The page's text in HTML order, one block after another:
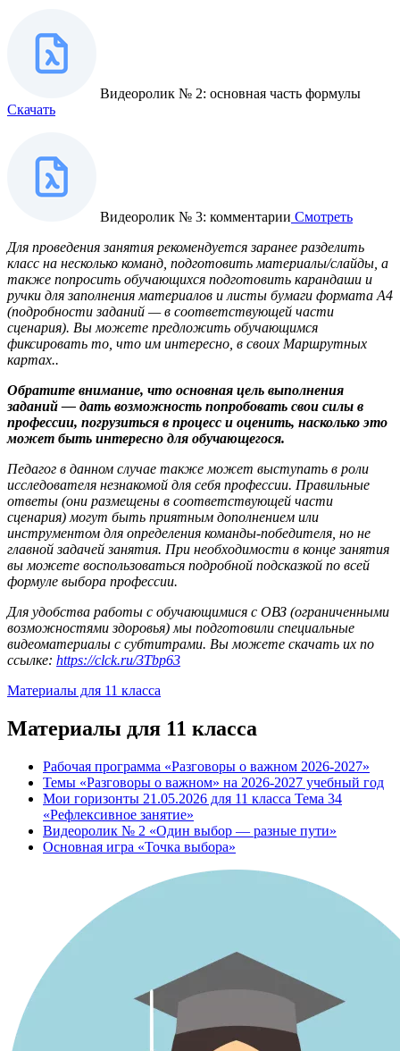
Видеоролик № 2: основная часть формулы
Скачать
Видеоролик № 3: комментарии Смотреть
Для проведения занятия рекомендуется заранее разделить
класс на несколько команд, подготовить материалы/слайды, а
также попросить обучающихся подготовить карандаши и
ручки для заполнения материалов и листы бумаги формата А4
(подробности заданий — в соответствующей части
сценария). Вы можете предложить обучающимся
фиксировать то, что им интересно, в своих Маршрутных
картах..
Обратите внимание, что основная цель выполнения
заданий — дать возможность попробовать свои силы в
профессии, погрузиться в процесс и оценить, насколько это
может быть интересно для обучающегося.
Педагог в данном случае также может выступать в роли
исследователя незнакомой для себя профессии. Правильные
ответы (они размещены в соответствующей части
сценария) могут быть приятным дополнением или
инструментом для определения команды-победителя, но не
главной задачей занятия. При необходимости в конце занятия
вы можете воспользоваться подробной подсказкой по всей
формуле выбора профессии.
Для удобства работы с обучающимися с ОВЗ (ограниченными
возможностями здоровья) мы подготовили специальные
видеоматериалы с субтитрами. Вы можете скачать их по
ссылке: https://clck.ru/3Tbp63
Материалы для 11 класса
Материалы для 11 класса
Рабочая программа «Разговоры о важном 2026-2027»
Темы «Разговоры о важном» на 2026-2027 учебный год
Мои горизонты 21.05.2026 для 11 класса Тема 34
«Рефлексивное занятие»
Видеоролик № 2 «Один выбор — разные пути»
Основная игра «Точка выбора»